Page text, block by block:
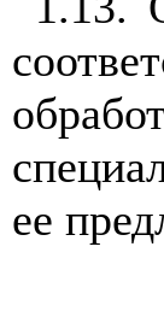
соотв
ее пре